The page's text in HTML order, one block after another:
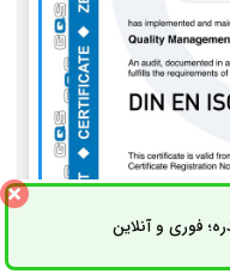
فوری و آنلاینثبت سفارش